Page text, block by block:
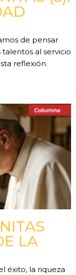
de pensar
al servicio
reflexión.
LA
éxito, la riqueza